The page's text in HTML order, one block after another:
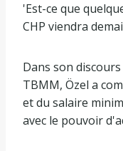
'Est-ce que
CHP viendra
Dans son
TBMM, Özel a
et du salaire
avec le pouvoir